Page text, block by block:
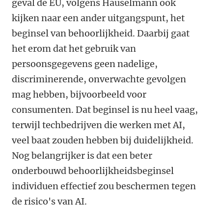
geval de EU, volgens Häuselmann ook
kijken naar een ander uitgangspunt, het
beginsel van behoorlijkheid. Daarbij gaat
het erom dat het gebruik van
persoonsgegevens geen nadelige,
discriminerende, onverwachte gevolgen
mag hebben, bijvoorbeeld voor
consumenten. Dat beginsel is nu heel vaag,
terwijl techbedrijven die werken met AI,
veel baat zouden hebben bij duidelijkheid.
Nog belangrijker is dat een beter
onderbouwd behoorlijkheidsbeginsel
individuen effectief zou beschermen tegen
de risico's van AI.